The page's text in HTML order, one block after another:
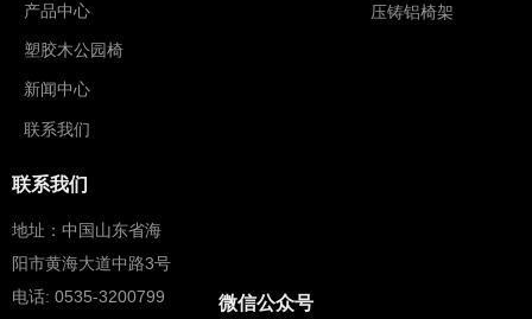
微信公众号
产品中心
塑胶木公园椅
新闻中心
联系我们
联系我们
地址：中国山东省海
阳市黄海大道中路3号
电话: 0535-3200799
压铸铝椅架